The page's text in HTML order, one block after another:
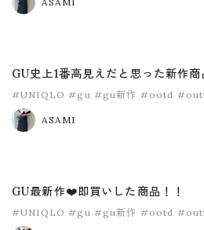
GU史上1番高見えだと思った新作
#UNIQLO #gu #gu新作 #ootd
ASAMI
GU最新作❤️即買いした商品！！
#UNIQLO #gu #gu新作 #ootd